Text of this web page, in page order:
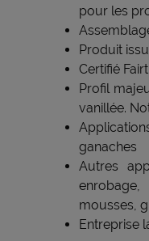
pour les
Produit
Certifié
Profil
vanillée.
ganaches
Autres
mousses,
Entreprise